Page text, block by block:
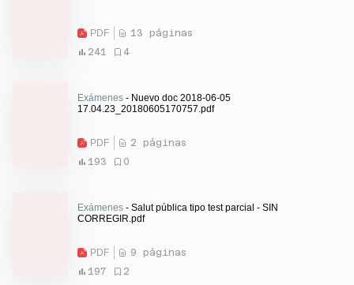
PDF
13 páginas
241
4
Exámenes - Nuevo doc 2018-06-05
17.04.23_20180605170757.pdf
PDF
2 páginas
193
0
Exámenes - Salut pública tipo test parcial - SIN
CORREGIR.pdf
PDF
9 páginas
197
2